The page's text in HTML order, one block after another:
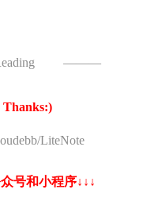
———
Thanks:)
LiteNote
号和小程序↓↓↓